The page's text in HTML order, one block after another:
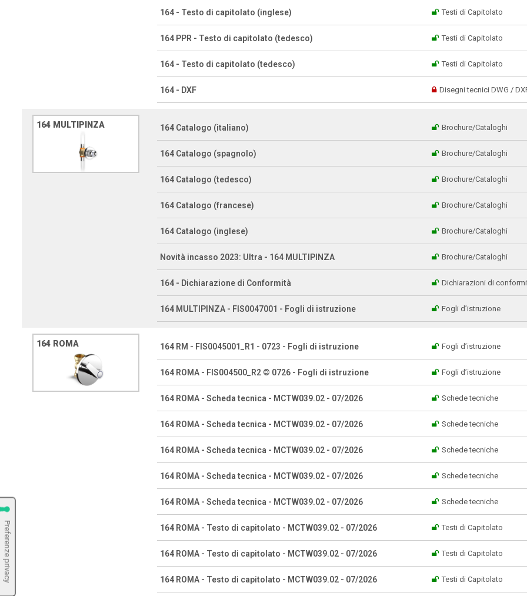
164 - Testo di capitolato (inglese) Testi di Capitolato
164 PPR - Testo di capitolato (tedesco) Testi di Capitolato
164 - Testo di capitolato (tedesco) Testi di Capitolato
164 - DXF Disegni tecnici DWG /
164 MULTIPINZA 164 Catalogo (italiano) Brochure/Cataloghi
164 Catalogo (spagnolo) Brochure/Cataloghi
164 Catalogo (tedesco) Brochure/Cataloghi
164 Catalogo (francese) Brochure/Cataloghi
164 Catalogo (inglese) Brochure/Cataloghi
Novità incasso 2023: Ultra - 164 MULTIPINZA Brochure/Cataloghi
164 - Dichiarazione di Conformità Dichiarazioni di
164 MULTIPINZA - FIS0047001 - Fogli di istruzione Fogli d’istruzione
164 ROMA 164 RM - FIS0045001_R1 - 0723 - Fogli di istruzione Fogli d’istruzione
164 ROMA - FIS004500_R2 © 0726 - Fogli di istruzione Fogli d’istruzione
164 ROMA - Scheda tecnica - MCTW039.02 - 07/2026 Schede tecniche
164 ROMA - Scheda tecnica - MCTW039.02 - 07/2026 Schede tecniche
164 ROMA - Scheda tecnica - MCTW039.02 - 07/2026 Schede tecniche
164 ROMA - Scheda tecnica - MCTW039.02 - 07/2026 Schede tecniche
164 ROMA - Scheda tecnica - MCTW039.02 - 07/2026 Schede tecniche
164 ROMA - Testo di capitolato - MCTW039.02 - 07/2026 Testi di Capitolato
164 ROMA - Testo di capitolato - MCTW039.02 - 07/2026 Testi di Capitolato
164 ROMA - Testo di capitolato - MCTW039.02 - 07/2026 Testi di Capitolato